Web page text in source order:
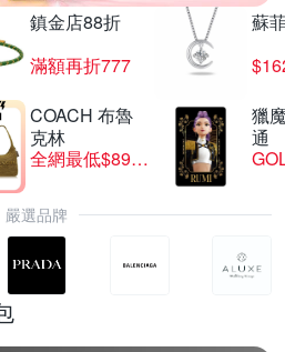
鎮金店88折
滿額再折777
蘇
COACH 布魯
克林
全網最低$8999
獵
通
嚴選品牌